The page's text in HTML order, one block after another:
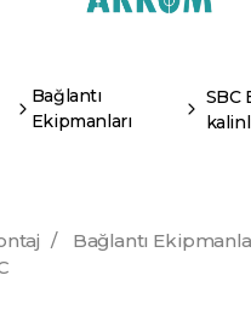
Bağlantı
Ekipmanları
SBC
/
Bağlantı